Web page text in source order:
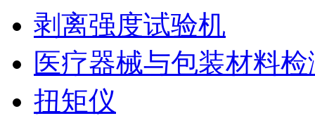
剥离强度试验机
医疗器械与包装材料检
扭矩仪